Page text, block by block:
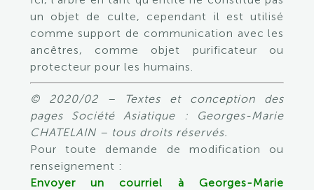
un objet de culte, cependant il est utilisé
comme support de communication avec les
ancêtres, comme objet purificateur ou
protecteur pour les humains.
© 2020/02 – Textes et conception des
pages Société Asiatique : Georges-Marie
CHATELAIN – tous droits réservés.
Pour toute demande de modification ou
renseignement :
Envoyer un courriel à Georges-Marie